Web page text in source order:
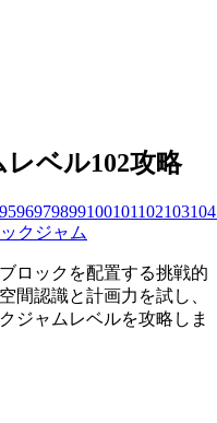
ベル102攻略
9596979899100101102103104
クジャム
ロックを配置する挑戦的
間認識と計画力を試し、
ジャムレベルを攻略しま